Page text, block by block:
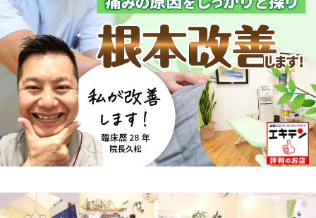
ブログ
アクセス
予約・お問合せ